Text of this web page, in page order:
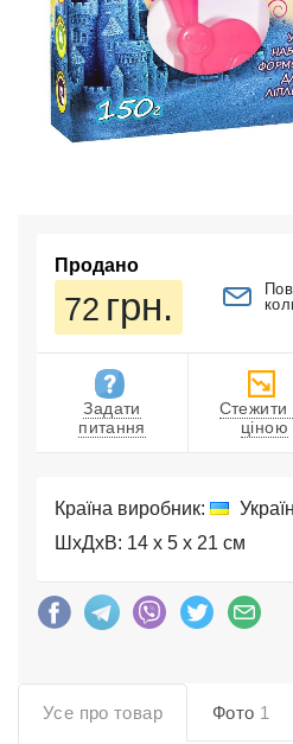
Продано
72 грн.
Задати
питання
Стежити
ціною
Країна виробник:
ШхДхВ: 14 x 5 x 21 см
Усе про товар Фото 1